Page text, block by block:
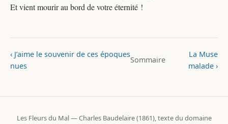
Et vient mourir au bord de votre éternité !
‹ J’aime le souvenir de ces époques
nues
Sommaire
La Muse
malade ›
Les Fleurs du Mal — Charles Baudelaire (1861), texte du domaine